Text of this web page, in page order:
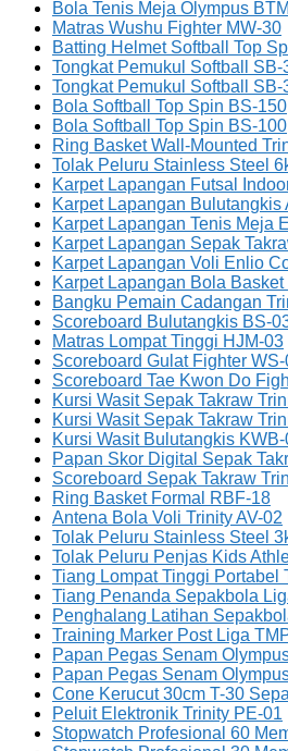
Bola Tenis Meja Olympus
Matras Wushu Fighter MW-30
Batting Helmet Softball Top
Tongkat Pemukul Softball SB-
Tongkat Pemukul Softball SB-
Bola Softball Top Spin BS-150
Bola Softball Top Spin BS-100
Ring Basket Wall-Mounted
Tolak Peluru Stainless Steel
Karpet Lapangan Futsal
Karpet Lapangan Bulutangkis
Karpet Lapangan Tenis Meja
Karpet Lapangan Sepak
Karpet Lapangan Voli Enlio
Karpet Lapangan Bola
Bangku Pemain Cadangan
Scoreboard Bulutangkis BS-
Matras Lompat Tinggi HJM-03
Scoreboard Gulat Fighter
Scoreboard Tae Kwon Do
Kursi Wasit Sepak Takraw
Kursi Wasit Sepak Takraw
Kursi Wasit Bulutangkis KWB-
Papan Skor Digital Sepak
Scoreboard Sepak Takraw
Ring Basket Formal RBF-18
Antena Bola Voli Trinity AV-02
Tolak Peluru Stainless Steel
Tolak Peluru Penjas Kids
Tiang Lompat Tinggi Portabel
Tiang Penanda Sepakbola
Penghalang Latihan
Training Marker Post Liga
Papan Pegas Senam
Papan Pegas Senam
Cone Kerucut 30cm T-30
Peluit Elektronik Trinity PE-01
Stopwatch Profesional 60